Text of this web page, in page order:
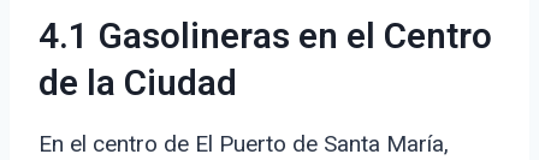
4.1 Gasolineras en el Centro
de la Ciudad
En el centro de El Puerto de Santa María,